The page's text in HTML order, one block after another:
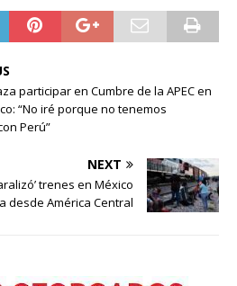
participar en Cumbre de la APEC en
“No iré porque no tenemos
Perú”
NEXT
trenes en México
desde América Central